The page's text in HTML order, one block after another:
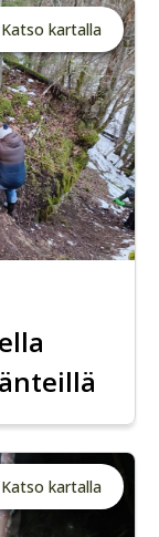
Katso kartalla
Katso kartalla